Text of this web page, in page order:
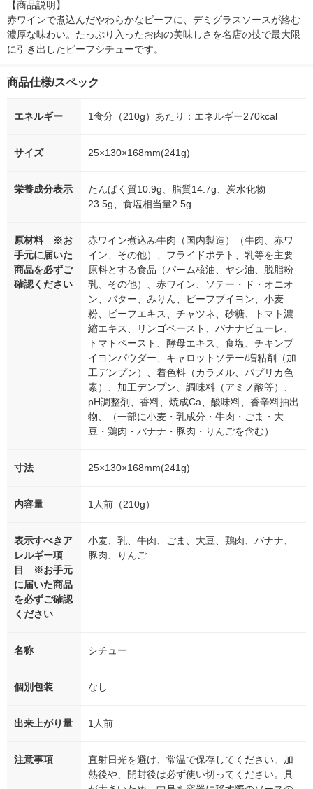
【商品説明】
赤ワインで煮込んだやわらかなビーフに、デミグラスソースが絡む
濃厚な味わい。たっぷり入ったお肉の美味しさを名店の技で最大限
に引き出したビーフシチューです。
商品仕様/スペック
エネルギー 1食分（210g）あたり：エネルギー270kcal
サイズ 25×130×168mm(241g)
栄養成分表示
たんぱく質10.9g、脂質14.7g、炭水化物
23.5g、食塩相当量2.5g
原材料 ※お
手元に届いた
商品を必ずご
確認ください
赤ワイン煮込み牛肉（国内製造）（牛肉、赤ワ
イン、その他）、フライドポテト、乳等を主要
原料とする食品（パーム核油、ヤシ油、脱脂粉
乳、その他）、赤ワイン、ソテー・ド・オニオ
ン、バター、みりん、ビーフブイヨン、小麦
粉、ビーフエキス、チャツネ、砂糖、トマト濃
縮エキス、リンゴペースト、バナナピューレ、
トマトペースト、酵母エキス、食塩、チキンブ
イヨンパウダー、キャロットソテー/増粘剤（加
工デンプン）、着色料（カラメル、パプリカ色
素）、加工デンプン、調味料（アミノ酸等）、
pH調整剤、香料、焼成Ca、酸味料、香辛料抽出
物、（一部に小麦・乳成分・牛肉・ごま・大
豆・鶏肉・バナナ・豚肉・りんごを含む）
寸法 25×130×168mm(241g)
内容量 1人前（210g）
表示すべきア
レルギー項
目 ※お手元
に届いた商品
を必ずご確認
ください
小麦、乳、牛肉、ごま、大豆、鶏肉、バナナ、
豚肉、りんご
名称 シチュー
個別包装 なし
出来上がり量 1人前
注意事項
直射日光を避け、常温で保存してください。加
熱後や、開封後は必ず使い切ってください。具